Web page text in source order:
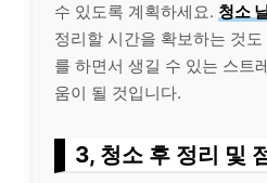
수 있도록 계획하세요. 청소
정리할 시간을 확보하는 것
를 하면서 생길 수 있는 스트
움이 될 것입니다.
3, 청소 후 정리 및